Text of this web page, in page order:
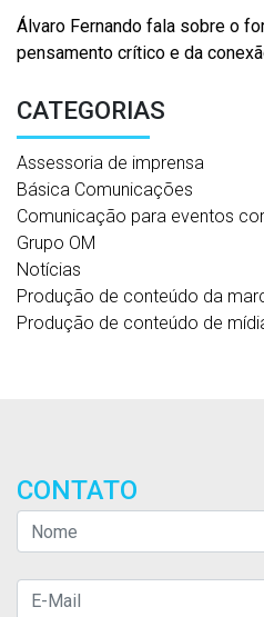
Álvaro Fernando fala sobre o
pensamento crítico e da
CATEGORIAS
Assessoria de imprensa
Básica Comunicações
Comunicação para eventos
Grupo OM
Notícias
Produção de conteúdo da
Produção de conteúdo de
CONTATO